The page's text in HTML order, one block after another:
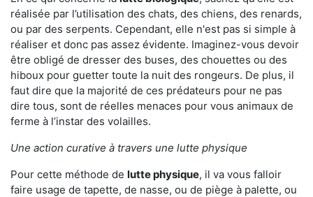
réalisée par l’utilisation des chats, des chiens, des renards,
ou par des serpents. Cependant, elle n'est pas si simple à
réaliser et donc pas assez évidente. Imaginez-vous devoir
être obligé de dresser des buses, des chouettes ou des
hiboux pour guetter toute la nuit des rongeurs. De plus, il
faut dire que la majorité de ces prédateurs pour ne pas
dire tous, sont de réelles menaces pour vous animaux de
ferme à l’instar des volailles.
Une action curative à travers une lutte physique
Pour cette méthode de lutte physique, il va vous falloir
faire usage de tapette, de nasse, ou de piège à palette, ou